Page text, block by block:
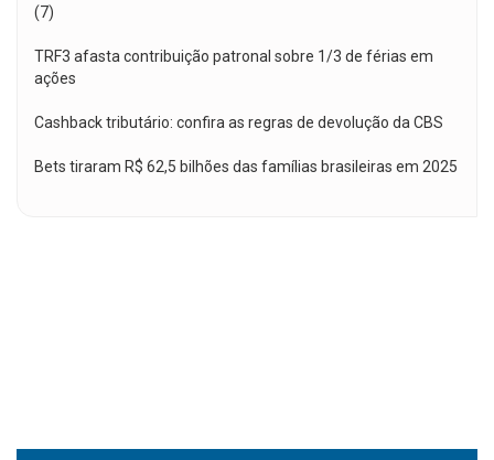
(7)
TRF3 afasta contribuição patronal sobre 1/3 de férias em
ações
Cashback tributário: confira as regras de devolução da CBS
Bets tiraram R$ 62,5 bilhões das famílias brasileiras em 2025